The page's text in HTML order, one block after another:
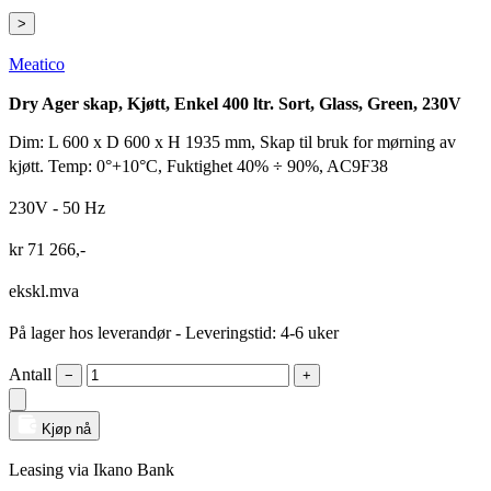
>
Meatico
Dry Ager skap, Kjøtt, Enkel 400 ltr. Sort, Glass, Green, 230V
Dim: L 600 x D 600 x H 1935 mm, Skap til bruk for mørning av
kjøtt. Temp: 0°+10°C, Fuktighet 40% ÷ 90%, AC9F38
230V - 50 Hz
kr71 266,-
ekskl.mva
På lager hos leverandør- Leveringstid: 4-6 uker
Antall − +
Kjøp nå
Leasing via Ikano Bank